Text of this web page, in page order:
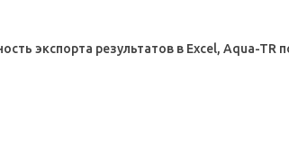
экспорта результатов в Excel, Aqua-